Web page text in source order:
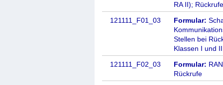
RA II); Rückrufe
121111_F01_03
Formular:
Stellen bei
Klassen I und II
121111_F02_03
Formular:
Rückrufe